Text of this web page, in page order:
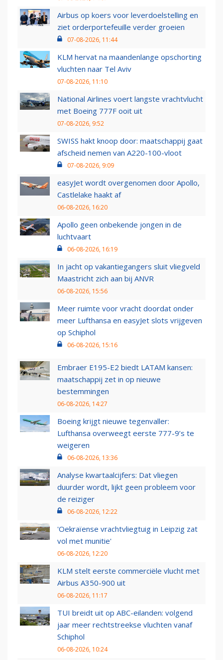
Airbus op koers voor leverdoelstelling en
ziet orderportefeuille verder groeien
07-08-2026, 11:44
KLM hervat na maandenlange opschorting
vluchten naar Tel Aviv
07-08-2026, 11:10
National Airlines voert langste vrachtvlucht
met Boeing 777F ooit uit
07-08-2026, 9:52
SWISS hakt knoop door: maatschappij gaat
afscheid nemen van A220-100-vloot
07-08-2026, 9:09
easyJet wordt overgenomen door Apollo,
Castlelake haakt af
06-08-2026, 16:20
Apollo geen onbekende jongen in de
luchtvaart
06-08-2026, 16:19
In jacht op vakantiegangers sluit vliegveld
Maastricht zich aan bij ANVR
06-08-2026, 15:56
Meer ruimte voor vracht doordat onder
meer Lufthansa en easyJet slots vrijgeven
op Schiphol
06-08-2026, 15:16
Embraer E195-E2 biedt LATAM kansen:
maatschappij zet in op nieuwe
bestemmingen
06-08-2026, 14:27
Boeing krijgt nieuwe tegenvaller:
Lufthansa overweegt eerste 777-9’s te
weigeren
06-08-2026, 13:36
Analyse kwartaalcijfers: Dat vliegen
duurder wordt, lijkt geen probleem voor
de reiziger
06-08-2026, 12:22
'Oekraïense vrachtvliegtuig in Leipzig zat
vol met munitie'
06-08-2026, 12:20
KLM stelt eerste commerciële vlucht met
Airbus A350-900 uit
06-08-2026, 11:17
TUI breidt uit op ABC-eilanden: volgend
jaar meer rechtstreekse vluchten vanaf
Schiphol
06-08-2026, 10:24